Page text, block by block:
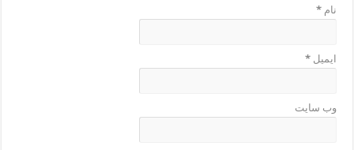
نام*
ایمیل*
وب‌ سایت